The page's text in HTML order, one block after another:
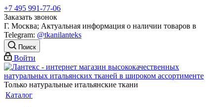
+7 495 991-77-06
Заказать звонок
Г. Москва; Актуальная информация о наличии товаров в
Telegram: @tkanilanteks
Поиск
Войти
Только натуральные итальянские ткани
Каталог